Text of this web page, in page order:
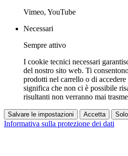
Vimeo, YouTube
Necessari
Sempre attivo
I cookie tecnici necessari
del nostro sito web. Ti
prodotti nel carrello o di
significa che non ci è possibile
risultanti non verranno mai
Salvare le impostazioni Accetta
Informativa sulla protezione dei dati